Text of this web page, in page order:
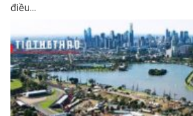
điều...